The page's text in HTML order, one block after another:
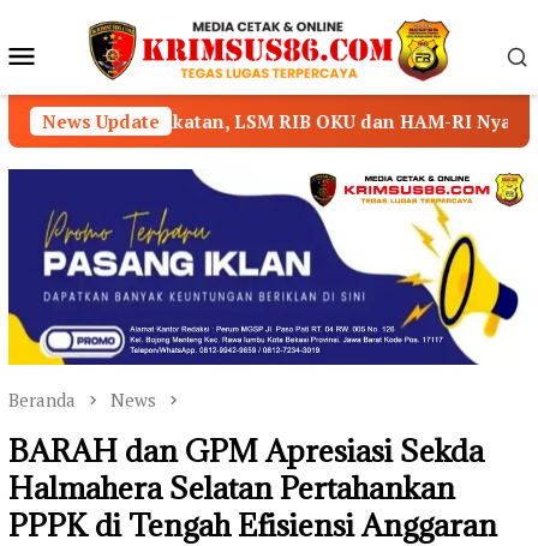
konten Menu
Mobile
News Update
LSM RIB OKU dan HAM-RI Nyatakan Mundur dari
Beranda News
BARAH dan GPM Apresiasi Sekda
Halmahera Selatan Pertahankan
PPPK di Tengah Efisiensi Anggaran